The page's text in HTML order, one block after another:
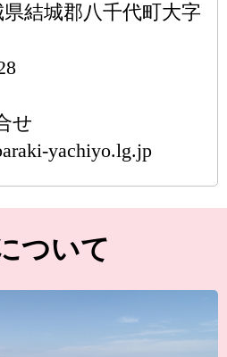
結城郡八千代町大字
せ
yachiyo.lg.jp
ついて